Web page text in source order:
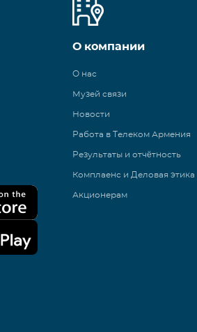
О компании
О нас
Музей связи
Новости
Работа в Телеком Армения
Результаты и отчётность
Комплаенс и Деловая этика
Акционерам